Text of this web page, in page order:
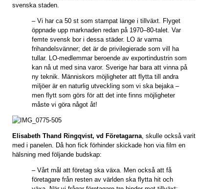
svenska staden.
– Vi har ca 50 st som stampat länge i tillväxt. Flyget
öppnade upp marknaden redan på 1970–80-talet. Var
femte svensk bor i dessa städer. LO är varma
frihandelsvänner; det är de privilegierade som vill ha
tullar. LO-medlemmar beroende av exportindustrin som
kan nå ut med sina varor. Sverige har bara att vinna på
ny teknik. Människors möjligheter att flytta till andra
miljöer är en naturlig utveckling som vi ska bejaka –
men flytt som görs för att det inte finns möjligheter
måste vi göra något åt!
Elisabeth Thand Ringqvist, vd Företagarna, skulle också varit
med i panelen. Då hon fick förhinder skickade hon via film en
hälsning med följande budskap:
– Vårt mål att företag ska växa. Men också att få
företagare från resten av världen ska flytta hit och